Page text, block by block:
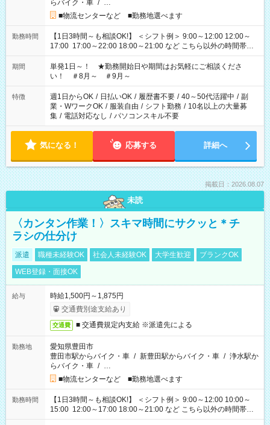
らバイク・車 / …
■物流センターなど ■勤務地選べます
勤務時間
【1日3時間～も相談OK!】 ＜シフト例＞ 9:00～12:00 12:00～
17:00 17:00～22:00 18:00～21:00 など こちら以外の時間帯も
お気軽にご相談ください！
期間
単発1日～！ ★勤務開始日や期間はお気軽にご相談くださ
い！ ＃8月～ ＃9月～
特徴 週1日からOK / 日払いOK / 履歴書不要 / 40～50代活躍中 / 副
業・WワークOK / 服装自由 / シフト勤務 / 10名以上の大量募
集 / 電話対応なし / パソコンスキル不要
気になる！ 応募する 詳細へ
掲載日：2026.08.07
未読
〈カンタン作業！〉スキマ時間にサクッと＊チ
ラシの仕分け
派遣 職種未経験OK 社会人未経験OK 大学生歓迎
ブランクOK
WEB登録・面接OK
給与
時給1,500円～1,875円
交通費別途支給あり
交通費 ■ 交通費規定内支給 ※派遣先による
勤務地
愛知県豊田市
豊田市駅からバイク・車 / 新豊田駅からバイク・車 / 浄水駅か
らバイク・車 / …
■物流センターなど ■勤務地選べます
勤務時間
【1日3時間～も相談OK!】 ＜シフト例＞ 9:00～12:00 10:00～
15:00 12:00～17:00 18:00～21:00 など こちら以外の時間帯も
お気軽にご相談ください！